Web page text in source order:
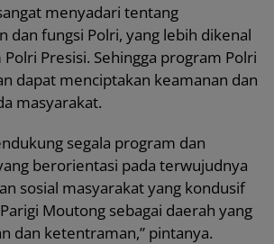
menyadari tentang
dan fungsi Polri, yang lebih dikenal
Presisi. Sehingga program Polri
dapat menciptakan keamanan dan
masyarakat.
segala program dan
berorientasi pada terwujudnya
sosial masyarakat yang kondusif
Moutong sebagai daerah yang
dan ketentraman,” pintanya.